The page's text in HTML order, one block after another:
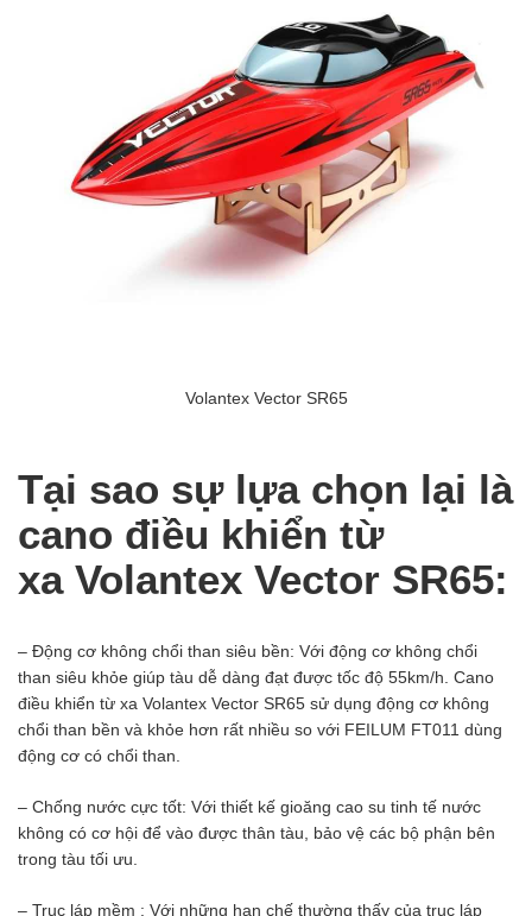
Volantex Vector SR65
Tại sao sự lựa chọn lại là
cano điều khiển từ
xa Volantex Vector SR65:
– Động cơ không chổi than siêu bền: Với động cơ không chổi
than siêu khỏe giúp tàu dễ dàng đạt được tốc độ 55km/h. Cano
điều khiển từ xa Volantex Vector SR65 sử dụng động cơ không
chổi than bền và khỏe hơn rất nhiều so với FEILUM FT011 dùng
động cơ có chổi than.
– Chống nước cực tốt: Với thiết kế gioăng cao su tinh tế nước
không có cơ hội để vào được thân tàu, bảo vệ các bộ phận bên
trong tàu tối ưu.
– Trục láp mềm : Với những hạn chế thường thấy của trục láp